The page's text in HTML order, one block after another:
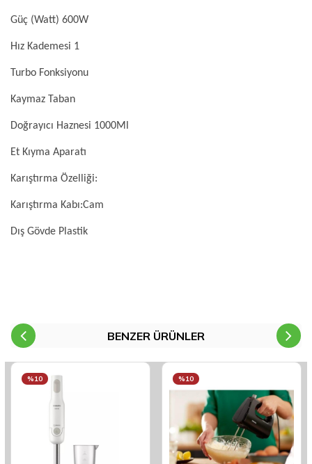
Güç (Watt) 600W
Hız Kademesi 1
Turbo Fonksiyonu
Kaymaz Taban
Doğrayıcı Haznesi 1000Ml
Et Kıyma Aparatı
Karıştırma Özelliği:
Karıştırma Kabı:Cam
Dış Gövde Plastik
BENZER ÜRÜNLER
%10 %10